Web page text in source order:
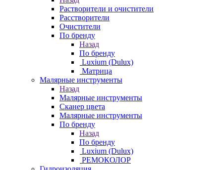
Растворители и очистители
Расстворители
Очистители
По бренду
Назад
По бренду
Luxium (Dulux)
Матрица
Малярные инструменты
Назад
Малярные инструменты
Сканер цвета
Малярные инструменты
По бренду
Назад
По бренду
Luxium (Dulux)
РЕМОКОЛОР